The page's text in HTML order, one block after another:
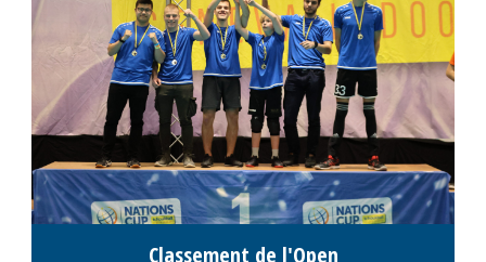
Classement de l'Open